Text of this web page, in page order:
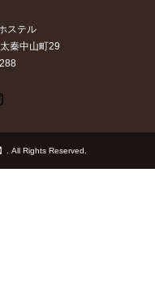
ステル
秦中山町29
. All Rights Reserved.